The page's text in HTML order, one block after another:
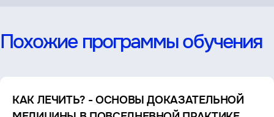
Похожие программы обучения
КАК ЛЕЧИТЬ? - ОСНОВЫ ДОКАЗАТЕЛЬНОЙ